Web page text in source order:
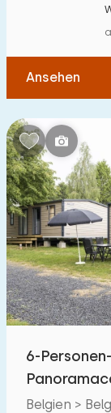
Ansehen
6-
Ardennen
Belgien >